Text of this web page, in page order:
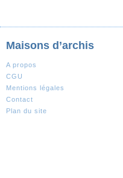
Maisons d’archis
A propos
CGU
Mentions légales
Contact
Plan du site